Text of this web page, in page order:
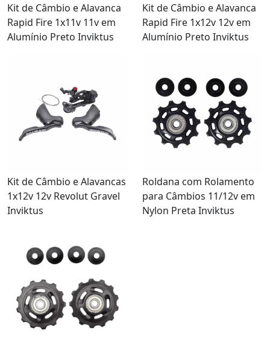
Kit de Câmbio e Alavanca
Rapid Fire 1x11v 11v em
Alumínio Preto Inviktus
Kit de Câmbio e Alavanca
Rapid Fire 1x12v 12v em
Alumínio Preto Inviktus
Kit de Câmbio e Alavancas
1x12v 12v Revolut Gravel
Inviktus
Roldana com Rolamento
para Câmbios 11/12v em
Nylon Preta Inviktus